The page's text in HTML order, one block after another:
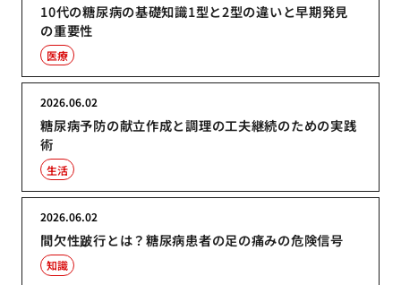
10代の糖尿病の基礎知識1型と2型の違いと早期発見
の重要性
医療
糖尿病予防の献立作成と調理の工夫継続のための実践
術
2026.06.02
生活
間欠性跛行とは？糖尿病患者の足の痛みの危険信号
2026.06.02
知識